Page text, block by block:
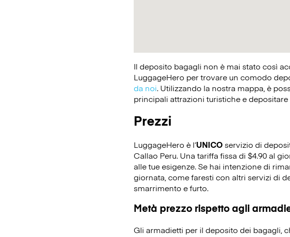
Il deposito bagagli non è mai stato così
LuggageHero per trovare un comodo
da noi. Utilizzando la nostra mappa, è
principali attrazioni turistiche e
Prezzi
LuggageHero è l’UNICOservizio di
Callao Peru. Una tariffa fissa di $4.90 al
alle tue esigenze. Se hai intenzione di
giornata, come faresti con altri servizi di
smarrimento e furto.
Metà prezzo rispetto agli
Gli armadietti per il deposito dei bagagli,